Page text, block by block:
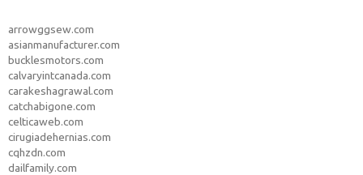
arrowggsew.com
asianmanufacturer.com
bucklesmotors.com
calvaryintcanada.com
carakeshagrawal.com
catchabigone.com
celticaweb.com
cirugiadehernias.com
cqhzdn.com
dailfamily.com